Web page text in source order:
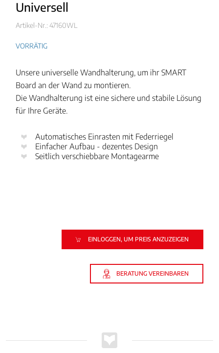
Universell
Artikel-Nr.: 47160WL
VORRÄTIG
Unsere universelle Wandhalterung, um ihr SMART
Board an der Wand zu montieren.
Die Wandhalterung ist eine sichere und stabile Lösung
für Ihre Geräte.
Automatisches Einrasten mit Federriegel
Einfacher Aufbau - dezentes Design
Seitlich verschiebbare Montagearme
EINLOGGEN, UM PREIS ANZUZEIGEN
BERATUNG VEREINBAREN